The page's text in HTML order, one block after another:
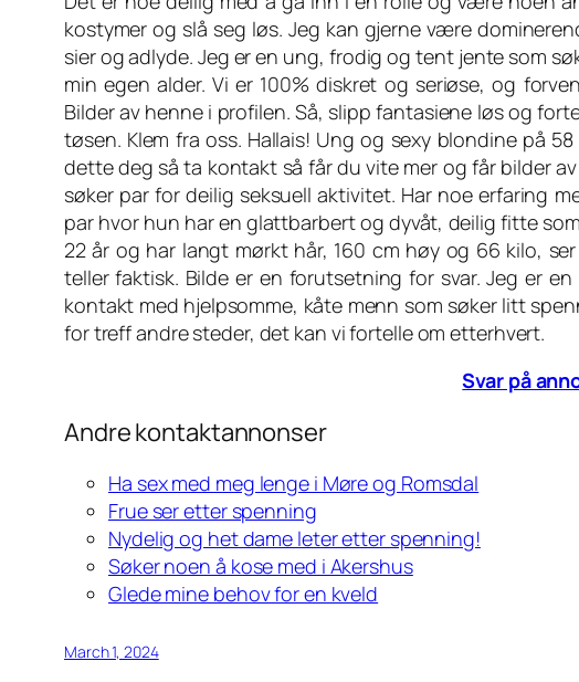
kostymer og slå seg løs. Jeg kan gjerne være
sier og adlyde. Jeg er en ung, frodig og tent jente som
min egen alder. Vi er 100% diskret og seriøse, og
Bilder av henne i profilen. Så, slipp fantasiene løs og
tøsen. Klem fra oss. Hallais! Ung og sexy blondine på
dette deg så ta kontakt så får du vite mer og får bilder
søker par for deilig seksuell aktivitet. Har noe erfaring
par hvor hun har en glattbarbert og dyvåt, deilig fitte
22 år og har langt mørkt hår, 160 cm høy og 66 kilo,
teller faktisk. Bilde er en forutsetning for svar. Jeg er
kontakt med hjelpsomme, kåte menn som søker litt
for treff andre steder, det kan vi fortelle om etterhvert.
Svar på
Andre kontaktannonser
Ha sex med meg lenge i Møre og Romsdal
Frue ser etter spenning
Nydelig og het dame leter etter spenning!
Søker noen å kose med i Akershus
Glede mine behov for en kveld
March 1, 2024